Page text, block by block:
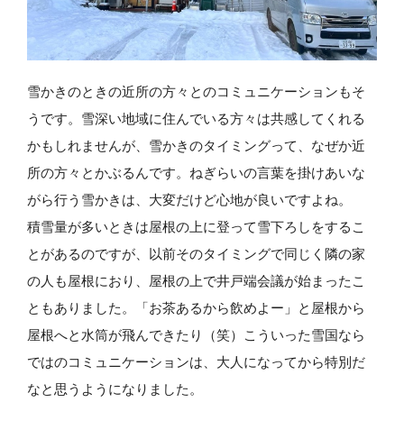
雪かきのときの近所の方々とのコミュニケーションもそ
うです。雪深い地域に住んでいる方々は共感してくれる
かもしれませんが、雪かきのタイミングって、なぜか近
所の方々とかぶるんです。ねぎらいの言葉を掛けあいな
がら行う雪かきは、大変だけど心地が良いですよね。
積雪量が多いときは屋根の上に登って雪下ろしをするこ
とがあるのですが、以前そのタイミングで同じく隣の家
の人も屋根におり、屋根の上で井戸端会議が始まったこ
ともありました。「お茶あるから飲めよー」と屋根から
屋根へと水筒が飛んできたり（笑）こういった雪国なら
ではのコミュニケーションは、大人になってから特別だ
なと思うようになりました。